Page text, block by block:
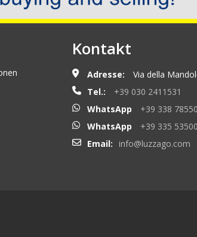
Kontakt
Adresse:
Via della
Tel.:
+39 030 2411531
WhatsApp
+39 338
WhatsApp
+39 335
Email:
info@luzzago.com